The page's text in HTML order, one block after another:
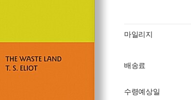
마일리지
배송료
수령예상일